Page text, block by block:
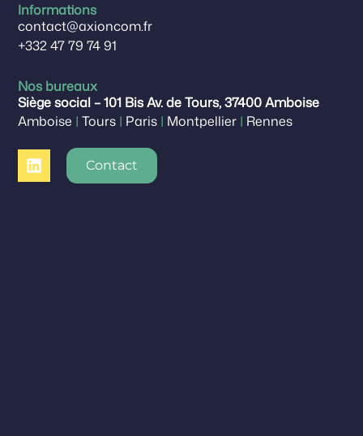
Informations
contact@axioncom.fr
+332 47 79 74 91
Nos bureaux
Siège social – 101 Bis Av. de Tours, 37400 Amboise
Amboise | Tours | Paris | Montpellier | Rennes
Contact